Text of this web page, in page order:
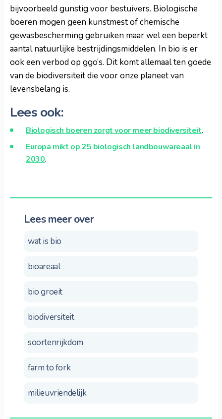
bijvoorbeeld gunstig voor bestuivers. Biologische
boeren mogen geen kunstmest of chemische
gewasbescherming gebruiken maar wel een beperkt
aantal natuurlijke bestrijdingsmiddelen. In bio is er
ook een verbod op ggo’s. Dit komt allemaal ten goede
van de biodiversiteit die voor onze planeet van
levensbelang is.
Lees ook:
Biologisch boeren zorgt voor meer biodiversiteit.
Europa mikt op 25 biologisch landbouwareaal in
2030.
Lees meer over
wat is bio
bioareaal
bio groeit
biodiversiteit
soortenrijkdom
farm to fork
milieuvriendelijk